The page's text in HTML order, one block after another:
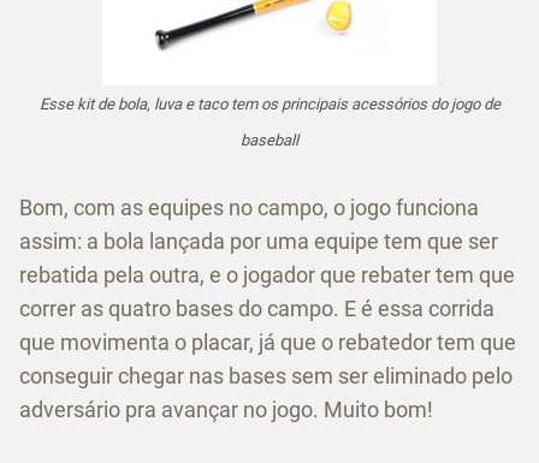
Esse kit de bola, luva e taco tem os principais acessórios do jogo de
baseball
Bom, com as equipes no campo, o jogo funciona
assim: a bola lançada por uma equipe tem que ser
rebatida pela outra, e o jogador que rebater tem que
correr as quatro bases do campo. E é essa corrida
que movimenta o placar, já que o rebatedor tem que
conseguir chegar nas bases sem ser eliminado pelo
adversário pra avançar no jogo. Muito bom!